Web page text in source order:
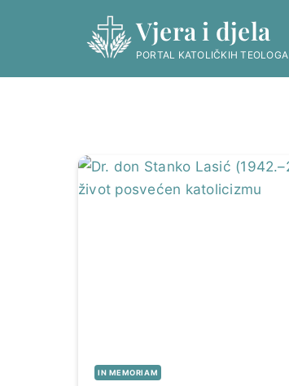
Vjera i djela
PORTAL KATOLIČKIH TEOLOGA
IN MEMORIAM